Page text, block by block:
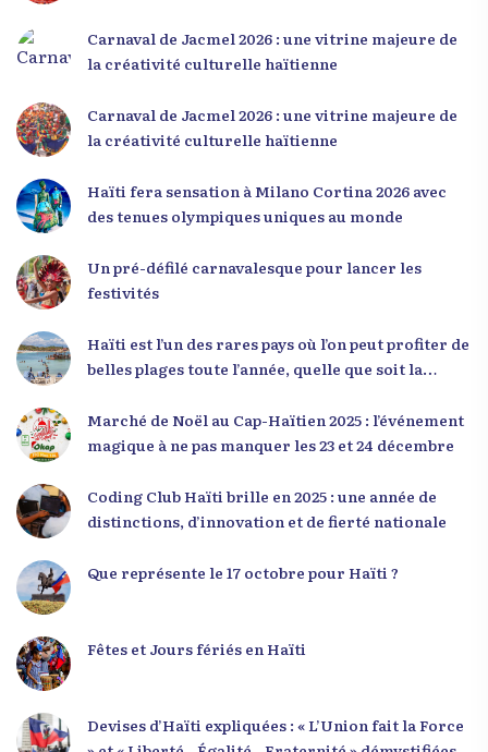
citoyen. Des messages forts pour la jeunesse Lors
de sa première intervention, intitulée « Jenès la
croire en leur potentiel et à rejeter toute forme
de fatalisme. Il a particulièrement insisté sur
pouvons pas résoudre un problème avec la
mentalité qui l’a créé. » Il a encouragé la jeunesse
sur la discipline, l’excellence et la responsabilité.
Le révérend a également rappelé que la jeunesse
du pays, et qu’un engagement structuré de
seulement 4 % d’entre eux pourrait modifier
seconde intervention, « Jenès la ak responsablite l
», a souligné le lien indissociable entre potentiel et
responsabilité. Le Dr Volcy a invité les jeunes à
devenir des acteurs de transformation dans leurs
communautés, à investir dans leur formation et à
développer un leadership intègre. Appel à un
Carnaval de Jacmel 2026 : une vitrine majeure de
la créativité culturelle haïtienne
Carnaval de Jacmel 2026 : une vitrine majeure de
la créativité culturelle haïtienne
Haïti fera sensation à Milano Cortina 2026 avec
des tenues olympiques uniques au monde
Un pré-défilé carnavalesque pour lancer les
festivités
Haïti est l’un des rares pays où l’on peut profiter de
belles plages toute l’année, quelle que soit la
Marché de Noël au Cap-Haïtien 2025 : l’événement
magique à ne pas manquer les 23 et 24 décembre
Coding Club Haïti brille en 2025 : une année de
distinctions, d’innovation et de fierté nationale
Que représente le 17 octobre pour Haïti ?
Fêtes et Jours fériés en Haïti
Devises d’Haïti expliquées : « L’Union fait la Force